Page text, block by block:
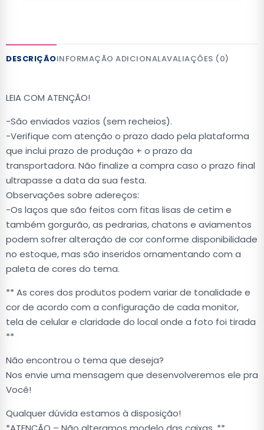
DESCRIÇÃOINFORMAÇÃO ADICIONALAVALIAÇÕES (0)
LEIA COM ATENÇÃO!
-São enviados vazios (sem recheios).
-Verifique com atenção o prazo dado pela plataforma
que inclui prazo de produção + o prazo da
transportadora. Não finalize a compra caso o prazo final
ultrapasse a data da sua festa.
Observações sobre adereços:
-Os laços que são feitos com fitas lisas de cetim e
também gorgurão, as pedrarias, chatons e aviamentos
podem sofrer alteração de cor conforme disponibilidade
no estoque, mas são inseridos ornamentando com a
paleta de cores do tema.
** As cores dos produtos podem variar de tonalidade e
cor de acordo com a configuração de cada monitor,
tela de celular e claridade do local onde a foto foi tirada
**
Não encontrou o tema que deseja?
Nos envie uma mensagem que desenvolveremos ele pra
Você!
Qualquer dúvida estamos à disposição!